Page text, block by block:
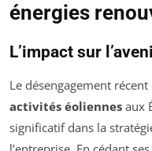
énergies
L’impact sur
Le désengagement
activités éoliennes aux
significatif dans la